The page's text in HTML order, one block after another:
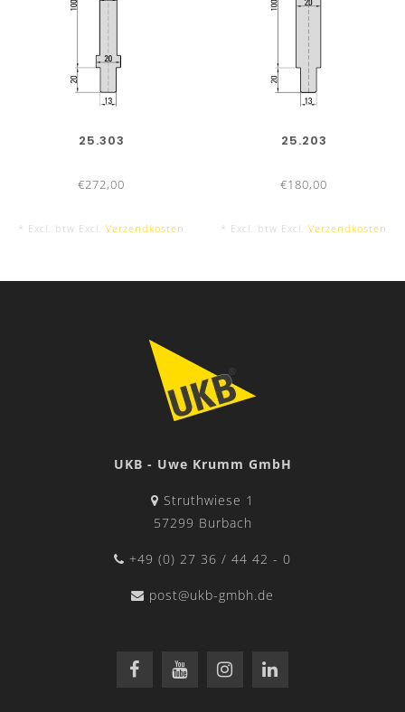
25.303
€272,00
* Excl. btw Excl. Verzendkosten
25.203
€180,00
* Excl. btw Excl. Verzendkosten
UKB - Uwe Krumm GmbH
Struthwiese 1
57299 Burbach
+49 (0) 27 36 / 44 42 - 0
post@ukb-gmbh.de